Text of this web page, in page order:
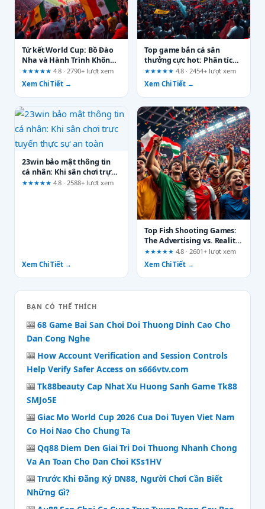
Tứ kết World Cup: Bồ Đào
Nha và Hành Trình Không
Thể Bỏ Lỡ
★★★★★ 4.8 · 2790+ lượt xem
Xem Chi Tiết →
Top game bắn cá săn
thưởng cực hot: Phân tích
quảng cáo và tiêu chí cần
kiểm tra
★★★★★ 4.8 · 2454+ lượt xem
Xem Chi Tiết →
23win bảo mật thông tin
cá nhân: Khi sân chơi trực
tuyến thực sự an toàn
★★★★★ 4.8 · 2588+ lượt xem
Xem Chi Tiết →
Top Fish Shooting Games:
The Advertising vs. Reality
Checklist
★★★★★ 4.8 · 2601+ lượt xem
Xem Chi Tiết →
BẠN CÓ THỂ THÍCH
🎰 68 Game Bai San Choi Doi Thuong Dinh Cao Cho
Dan Cong Nghe
🎰 How Account Verification and Session Controls
Help Verify Safer Access on s666vtv.com
🎰 Tk88beauty Cap Nhat Xu Huong Sanh Game Tk88
SMJo5E
🎰 Giac Mo World Cup 2026 Cua Doi Tuyen Viet Nam
Co Hoi Nao Cho Chung Ta
🎰 Qq88 Diem Den Giai Tri Doi Thuong Nhanh Chong
Va An Toan Cho Dan Choi KSs1HV
🎰 Trước Khi Đăng Ký DN88, Người Chơi Cần Biết
Những Gì?